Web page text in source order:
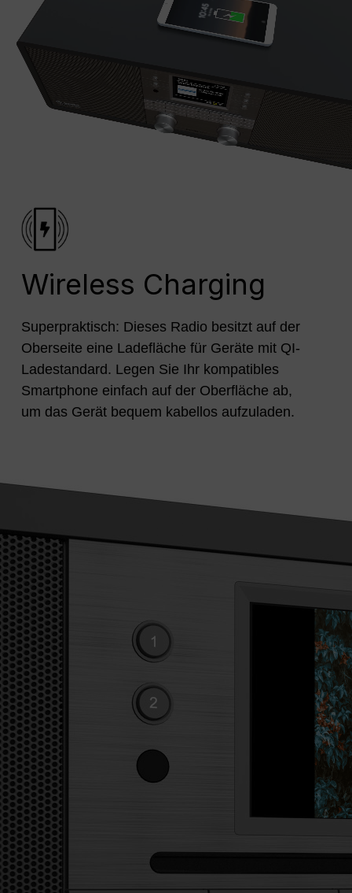
Wireless Charging
Superpraktisch: Dieses Radio besitzt auf der
Oberseite eine Ladefläche für Geräte mit QI-
Ladestandard. Legen Sie Ihr kompatibles
Smartphone einfach auf der Oberfläche ab,
um das Gerät bequem kabellos aufzuladen.